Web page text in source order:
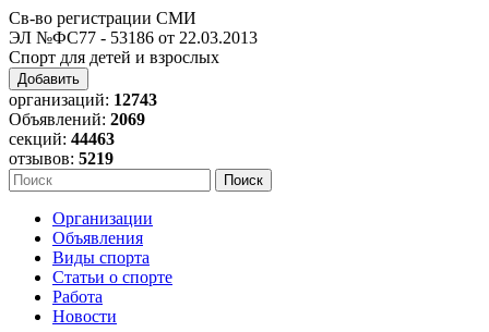
Св-во регистрации СМИ
ЭЛ №ФС77 - 53186 от 22.03.2013
Спорт для детей и взрослых
Добавить
организаций: 12743
Объявлений: 2069
секций: 44463
отзывов: 5219
Организации
Объявления
Виды спорта
Статьи о спорте
Работа
Новости